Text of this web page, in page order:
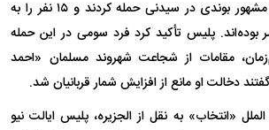
جشن یهودی در ساحل مشهور بوندی در سیدنی حمله کردند و ۱۵ نفر را به
بوده‌اند. پلیس تأکید کرد فرد سومی در این حمله
مقامات از شجاعت شهروند مسلمان «احمد
دخالت او مانع از افزایش شمار قربانیان شد.
«انتخاب» به نقل از الجزیره، پلیس ایالت نیو